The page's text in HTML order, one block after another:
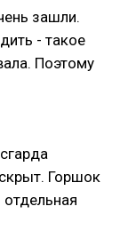
зашли.
- такое
Поэтому
Горшок